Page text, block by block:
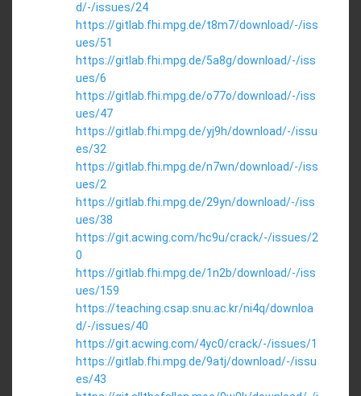
d/-/issues/24
https://gitlab.fhi.mpg.de/t8m7/download/-/iss
ues/51
https://gitlab.fhi.mpg.de/5a8g/download/-/iss
ues/6
https://gitlab.fhi.mpg.de/o77o/download/-/iss
ues/47
https://gitlab.fhi.mpg.de/yj9h/download/-/issu
es/32
https://gitlab.fhi.mpg.de/n7wn/download/-/iss
ues/2
https://gitlab.fhi.mpg.de/29yn/download/-/iss
ues/38
https://git.acwing.com/hc9u/crack/-/issues/2
0
https://gitlab.fhi.mpg.de/1n2b/download/-/iss
ues/159
https://teaching.csap.snu.ac.kr/ni4q/downloa
d/-/issues/40
https://git.acwing.com/4yc0/crack/-/issues/1
https://gitlab.fhi.mpg.de/9atj/download/-/issu
es/43